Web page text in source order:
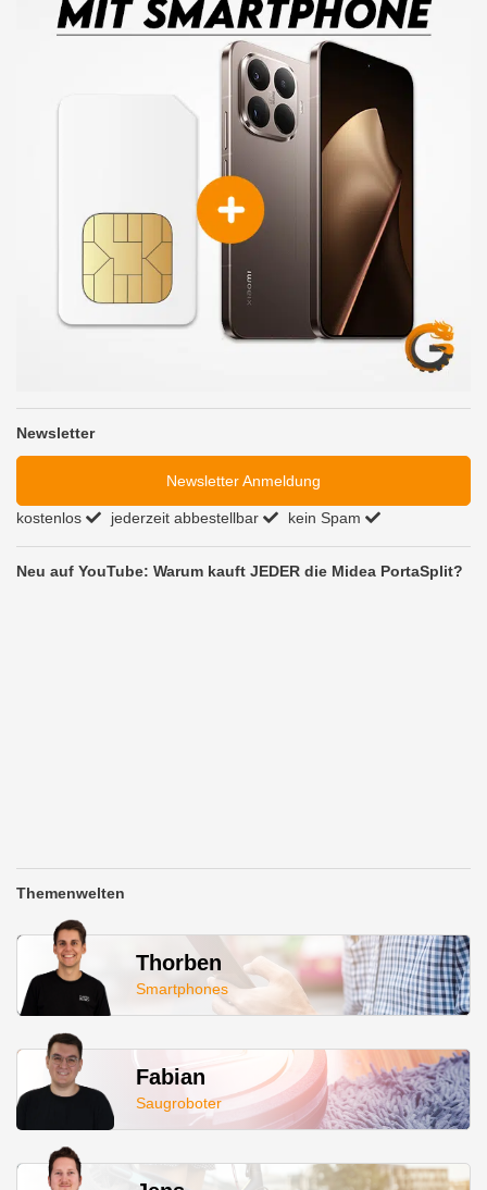
Newsletter
Newsletter Anmeldung
kostenlos jederzeit abbestellbar kein Spam
Neu auf YouTube: Warum kauft JEDER die Midea PortaSplit?
Themenwelten
Thorben
Smartphones
Fabian
Saugroboter